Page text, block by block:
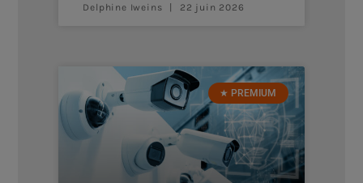
Delphine Iweins 22 juin 2026
★ PREMIUM